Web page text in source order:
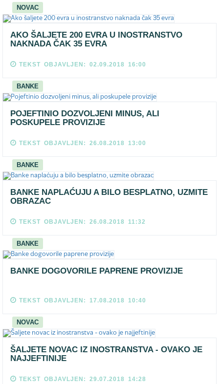
NOVAC
AKO ŠALJETE 200 EVRA U INOSTRANSTVO
NAKNADA ČAK 35 EVRA
TEKST OBJAVLJEN: 02.09.2018 16:00
BANKE
POJEFTINIO DOZVOLJENI MINUS, ALI
POSKUPELE PROVIZIJE
TEKST OBJAVLJEN: 26.08.2018 13:00
BANKE
BANKE NAPLAĆUJU A BILO BESPLATNO, UZMITE
OBRAZAC
TEKST OBJAVLJEN: 26.08.2018 11:32
BANKE
BANKE DOGOVORILE PAPRENE PROVIZIJE
TEKST OBJAVLJEN: 17.08.2018 10:40
NOVAC
ŠALJETE NOVAC IZ INOSTRANSTVA - OVAKO JE
NAJJEFTINIJE
TEKST OBJAVLJEN: 29.07.2018 14:28